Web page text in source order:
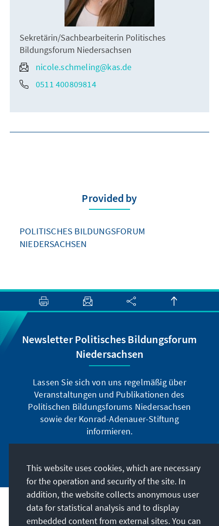
Sekretärin/Sachbearbeiterin Politisches
Bildungsforum Niedersachsen
nicole.schmeling@kas.de
0511 400809814
Provided by
POLITISCHES BILDUNGSFORUM
NIEDERSACHSEN
Newsletter Politisches Bildungsforum
Niedersachsen
Lassen Sie sich von uns regelmäßig über
Veranstaltungen und Publikationen des
Politischen Bildungsforums Niedersachsen
sowie der Konrad-Adenauer-Stiftung
informieren.
Address
This website uses cookies, which are necessary
for the operation and security of the site. In
addition, the website collects anonymous user
data for statistical analysis and to display
embedded content from external sites. You can